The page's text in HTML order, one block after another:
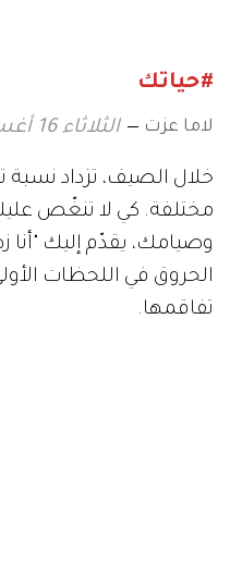
#حياتك
لاما عزت الثلاثاء 16 أغسطس 2011 04:00
خلال الصيف، تزداد نسبة
مختلفة. كي لا تنغّص
وصيامك، يقدّم إليك "أنا
الحروق في اللحظات
تفاقمها.